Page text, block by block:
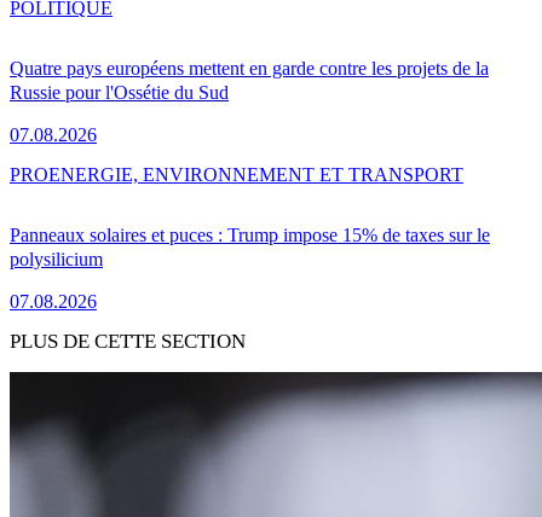
Quatre pays européens mettent en garde contre les projets de la
Russie pour l'Ossétie du Sud
07.08.2026
POLITIQUE
Panneaux solaires et puces : Trump impose 15% de taxes sur le
polysilicium
07.08.2026
PROENERGIE, ENVIRONNEMENT ET TRANSPORT
PLUS DE CETTE SECTION